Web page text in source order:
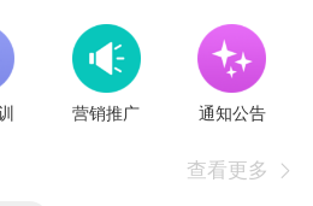
营销推广 通知公告
查看更多 